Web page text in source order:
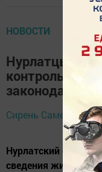
НОВОСТИ
Нурлатцы
контроль» о
Сирень
Нурлатский отдел
сведения жителей